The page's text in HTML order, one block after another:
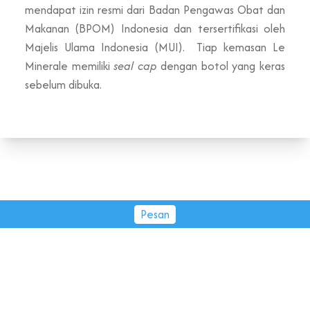
mendapat izin resmi dari Badan Pengawas Obat dan
Makanan (BPOM) Indonesia dan tersertifikasi oleh
Majelis Ulama Indonesia (MUI). Tiap kemasan Le
Minerale memilikiseal cap dengan botol yang keras
sebelum dibuka.
Pesan